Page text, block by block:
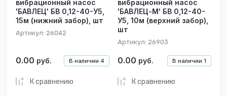
вибрационный насос
'БАВЛЕЦ' БВ 0,12-40-У5,
15м (нижний забор), шт
Артикул: 26042
В наличии 4
0.00 руб.
К сравнению
вибрационный насос
'БАВЛЕЦ-М' БВ 0,12-40-
У5, 10м (верхний забор),
шт
Артикул: 26903
В наличии 1
0.00 руб.
К сравнению